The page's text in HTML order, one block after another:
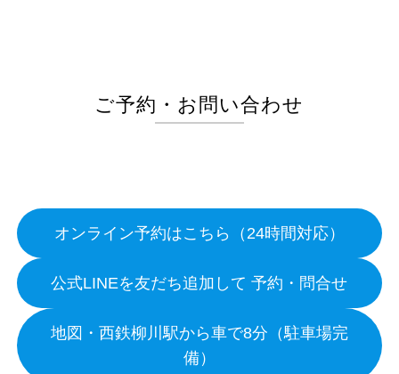
ご予約・お問い合わせ
オンライン予約はこちら（24時間対応）
公式LINEを友だち追加して 予約・問合せ
地図・西鉄柳川駅から車で8分（駐車場完
備）